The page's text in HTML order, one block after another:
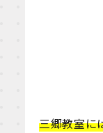
三郷教室に